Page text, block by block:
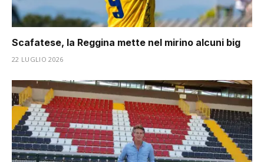
Scafatese, la Reggina mette nel mirino alcuni big
22 LUGLIO 2026